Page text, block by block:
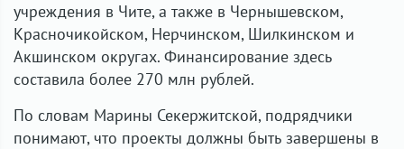
учреждения в Чите, а также в Чернышевском,
Красночикойском, Нерчинском, Шилкинском и
Акшинском округах. Финансирование здесь
составила более 270 млн рублей.
По словам Марины Секержитской, подрядчики
понимают, что проекты должны быть завершены в